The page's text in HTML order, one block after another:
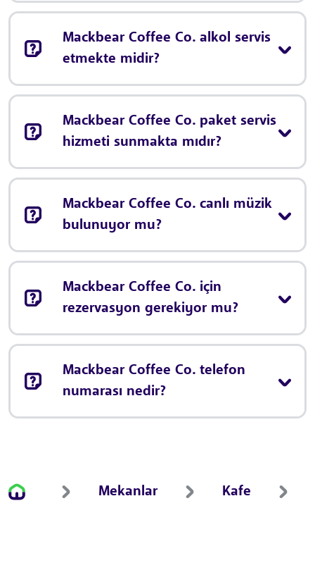
Mackbear Coffee Co. alkol servis
etmekte midir?
Mackbear Coffee Co. paket servis
hizmeti sunmakta mıdır?
Mackbear Coffee Co. canlı müzik
bulunuyor mu?
Mackbear Coffee Co. için
rezervasyon gerekiyor mu?
Mackbear Coffee Co. telefon
numarası nedir?
Mekanlar Kafe